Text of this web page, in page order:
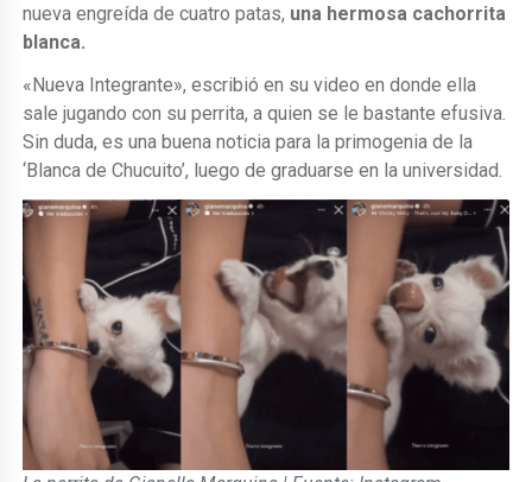
nueva engreída de cuatro patas, una hermosa cachorrita
blanca.
«Nueva Integrante», escribió en su video en donde ella
sale jugando con su perrita, a quien se le bastante efusiva.
Sin duda, es una buena noticia para la primogenia de la
‘Blanca de Chucuito’, luego de graduarse en la universidad.